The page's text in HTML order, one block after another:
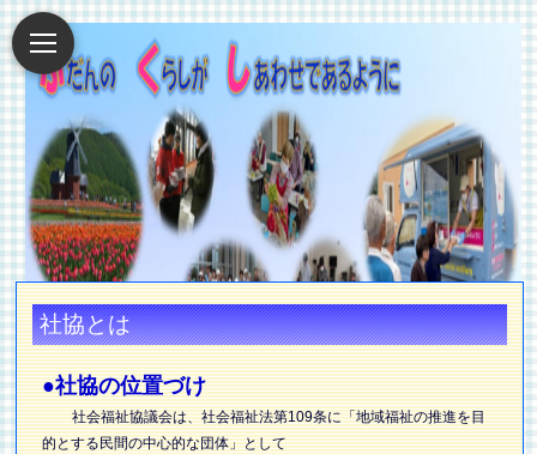
社協とは
●社協の位置づけ
社会福祉協議会は、社会福祉法第109条に「地域福祉の推進を目
的とする民間の中心的な団体」として